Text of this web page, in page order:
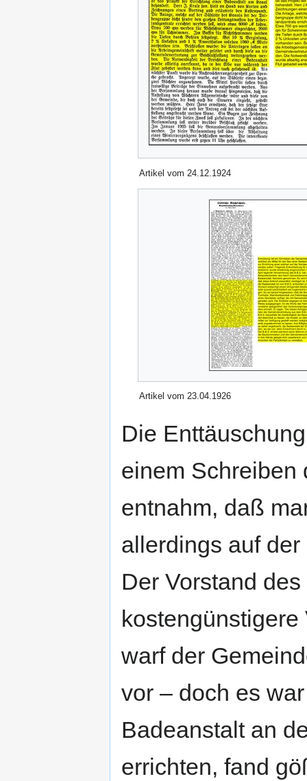
Artikel vom 24.12.1924
Artikel vom 23.04.1926
Die
einem Schreiben
entnahm, daß
allerdings auf
Der Vorstand
warf der
vor – doch es
Badeanstalt an
errichten, fand